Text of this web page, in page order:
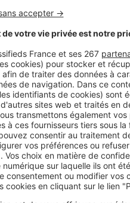
unehausse de plus de
moyens'est stabilisé. En
selon l’Observatoire CSA
toutefois contrastée. Les
au-delà de 20 %.Les
d’empruntpour
au maximum
un apport plus important,
emprunté, et ainsi